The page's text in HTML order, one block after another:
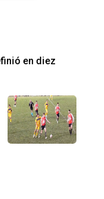
en diez